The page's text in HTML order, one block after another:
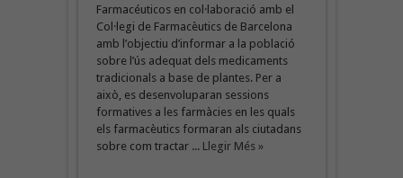
Farmacéuticos en col·laboració amb el
Col·legi de Farmacèutics de Barcelona
amb l’objectiu d’informar a la població
sobre l’ús adequat dels medicaments
tradicionals a base de plantes. Per a
això, es desenvoluparan sessions
formatives a les farmàcies en les quals
els farmacèutics formaran als ciutadans
sobre com tractar ... Llegir Més »